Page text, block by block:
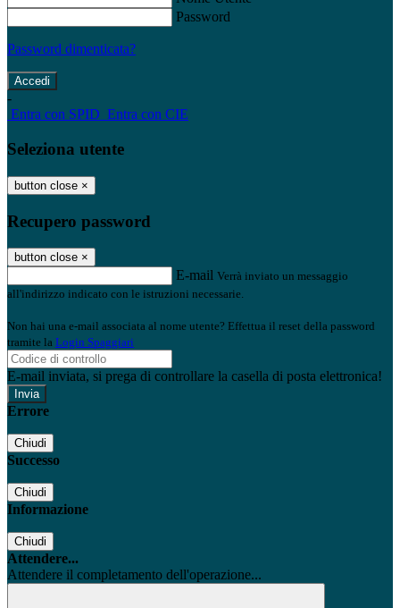
Password
Password dimenticata?
-
Entra con SPID Entra con CIE
Seleziona utente
button close ×
Recupero password
button close ×
E-mail Verrà inviato un messaggio
all'indirizzo indicato con le istruzioni necessarie.
Non hai una e-mail associata al nome utente? Effettua il reset della password
tramite la Login Spaggiari
E-mail inviata, si prega di controllare la casella di posta elettronica!
Errore
Chiudi
Successo
Chiudi
Informazione
Chiudi
Attendere...
Attendere il completamento dell'operazione...